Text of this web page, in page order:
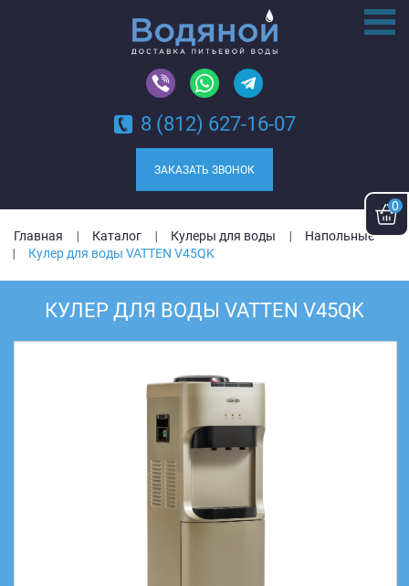
0
8 (812) 627-16-07
ЗАКАЗАТЬ ЗВОНОК
Главная Каталог Кулеры для воды
Напольные
Кулер для воды VATTEN V45QK
КУЛЕР ДЛЯ ВОДЫ VATTEN V45QK